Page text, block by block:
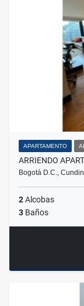
APARTAMENTO
ARRIENDO
Bogotá D.C.,
2Alcobas
3 Baños